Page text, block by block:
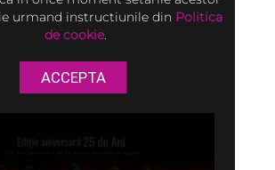
urmand instructiunile din Politica
de cookie.
ACCEPTA